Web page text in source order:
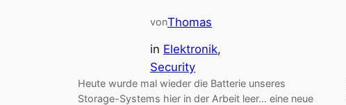
vonThomas
in Elektronik
Security
Heute wurde mal wieder die Batterie unseres
Storage-Systems hier in der Arbeit leer… eine neue